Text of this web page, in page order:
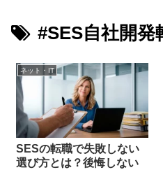
#SES自社開発
ネット・IT
SESの転職で失敗しない
選び方とは？後悔しない